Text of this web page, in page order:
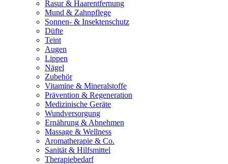
Rasur & Haarentfernung
Mund & Zahnpflege
Sonnen- & Insektenschutz
Düfte
Teint
Augen
Lippen
Nägel
Zubehör
Vitamine & Mineralstoffe
Prävention & Regeneration
Medizinische Geräte
Wundversorgung
Ernährung & Abnehmen
Massage & Wellness
Aromatherapie & Co.
Sanität & Hilfsmittel
Therapiebedarf